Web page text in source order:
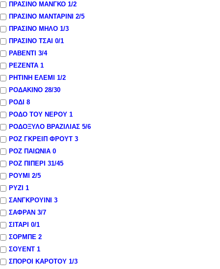
ΠΡΑΣΙΝΟ ΜΑΝΓΚΟ 1/2
ΠΡΑΣΙΝΟ ΜΑΝΤΑΡΙΝΙ 2/5
ΠΡΑΣΙΝΟ ΜΗΛΟ 1/3
ΠΡΑΣΙΝΟ ΤΣΑΙ 0/1
ΡΑΒΕΝΤΙ 3/4
ΡΕΖΕΝΤΑ 1
ΡΗΤΙΝΗ ΕΛΕΜΙ 1/2
ΡΟΔΑΚΙΝΟ 28/30
ΡΟΔΙ 8
ΡΟΔΟ ΤΟΥ ΝΕΡΟΥ 1
ΡΟΔΟΞΥΛΟ ΒΡΑΖΙΛΙΑΣ 5/6
ΡΟΖ ΓΚΡΕΙΠ ΦΡΟΥΤ 3
ΡΟΖ ΠΑΙΩΝΙΑ 0
ΡΟΖ ΠΙΠΕΡΙ 31/45
ΡΟΥΜΙ 2/5
ΡΥΖΙ 1
ΣΑΝΓΚΡΟΥΙΝΙ 3
ΣΑΦΡΑΝ 3/7
ΣΙΤΑΡΙ 0/1
ΣΟΡΜΠΕ 2
ΣΟΥΕΝΤ 1
ΣΠΟΡΟΙ ΚΑΡΟΤΟΥ 1/3